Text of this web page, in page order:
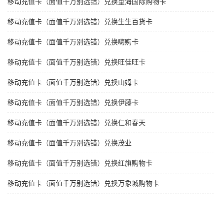
移动充值卡（面值千万别选错）兑换生生百货卡
移动充值卡（面值千万别选错）兑换嗨购卡
移动充值卡（面值千万别选错）兑换旺佳旺卡
移动充值卡（面值千万别选错）兑换山姆卡
移动充值卡（面值千万别选错）兑换伊藤卡
移动充值卡（面值千万别选错）兑换仁和春天
移动充值卡（面值千万别选错）兑换茂业
移动充值卡（面值千万别选错）兑换红旗购物卡
移动充值卡（面值千万别选错）兑换万象城购物卡